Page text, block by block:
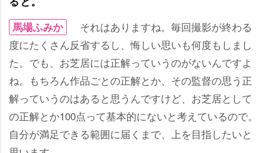
馬場ふみか
それはありますね。毎回撮影が終わる
度にたくさん反省するし、悔しい思いも何度もしまし
た。でも、お芝居には正解っていうのがないんですよ
ね。もちろん作品ごとの正解とか、その監督の思う正
解っていうのはあると思うんですけど、お芝居として
の正解とか100点って基本的にないと考えているので。
自分が満足できる範囲に届くまで、上を目指したいと